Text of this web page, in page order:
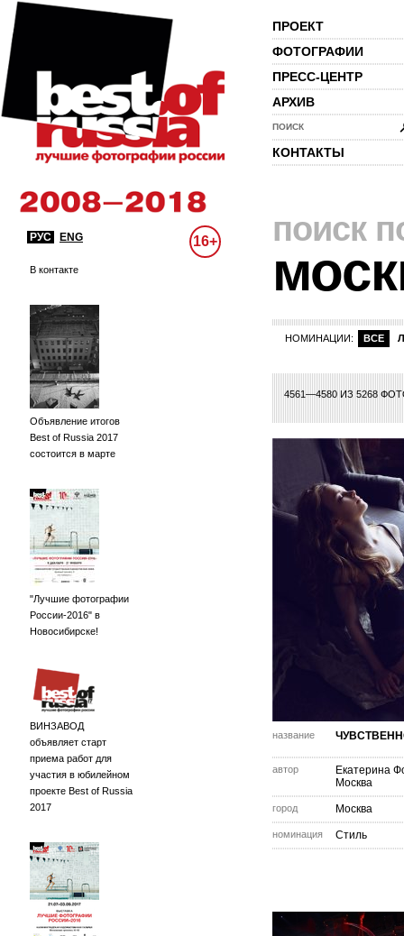
ПРОЕКТ
ФОТОГРАФИИ
ПРЕСС-ЦЕНТР
АРХИВ
ПОИСК
КОНТАКТЫ
РУС ENG 16+
В контакте
Объявление итогов
Best of Russia 2017
состоится в марте
"Лучшие фотографии
России-2016" в
Новосибирске!
ВИНЗАВОД
объявляет старт
приема работ для
участия в юбилейном
проекте Best of Russia
2017
поиск
НОМИНАЦИИ: ВСЕ
4561—4580 ИЗ 5268
208 209 210 218 219 220 221
название
автор
Екатерина
Москва
город Москва
номинация Стиль